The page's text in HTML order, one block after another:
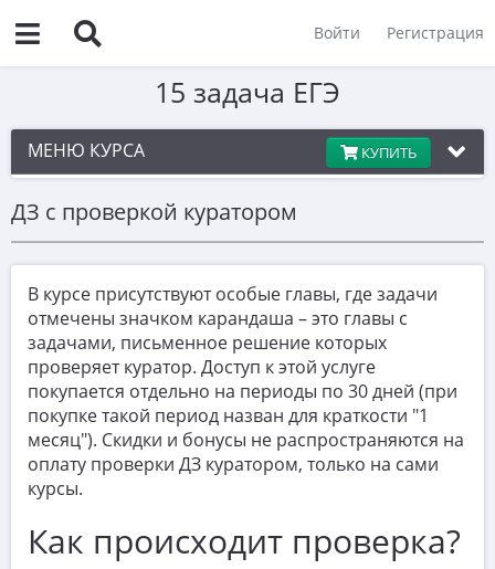
Войти Регистрация
15 задача ЕГЭ
КУПИТЬ
МЕНЮ КУРСА
1. Дробно-рациональные неравенства
2. Дробно-рациональные неравенства II
3. Показательные неравенства
ДЗ с куратором (др-рац и показательные)
4. Переход к новому основанию и метод
рационализации
ДЗ с проверкой куратором
В курсе присутствуют особые главы, где задачи
отмечены значком карандаша – это главы с
задачами, письменное решение которых
проверяет куратор. Доступ к этой услуге
покупается отдельно на периоды по 30 дней (при
покупке такой период назван для краткости "1
месяц"). Скидки и бонусы не распространяются на
оплату проверки ДЗ куратором, только на сами
курсы.
Как происходит проверка?